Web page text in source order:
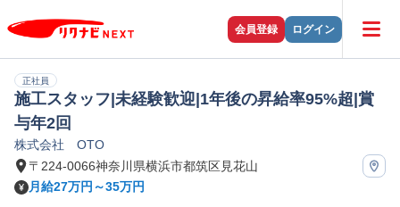
会員登録 ログイン
正社員
施工スタッフ|未経験歓迎|1年後の昇給率95%超|賞
与年2回
株式会社 OTO
〒224-0066神奈川県横浜市都筑区見花山
月給27万円～35万円